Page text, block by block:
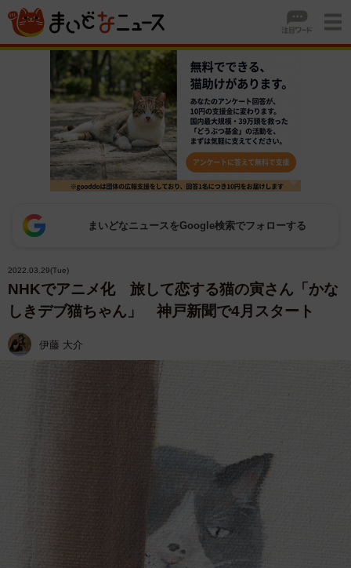
まいどなニュースをGoogle検索でフォローする
2022.03.29(Tue)
NHKでアニメ化 旅して恋する猫の寅さん「かな
しきデブ猫ちゃん」 神戸新聞で4月スタート
伊藤 大介